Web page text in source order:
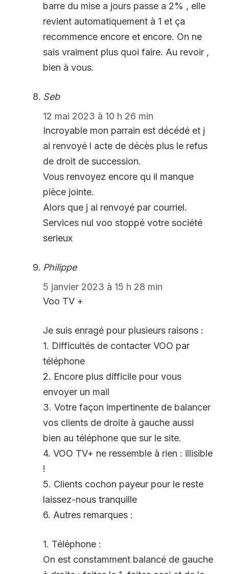
barre du mise a jours passe a 2% , elle
revient automatiquement à 1 et ça
recommence encore et encore. On ne
sais vraiment plus quoi faire. Au revoir ,
bien à vous.
Seb
12 mai 2023 à 10 h 26 min
Incroyable mon parrain est décédé et j
ai renvoyé l acte de décès plus le refus
de droit de succession.
Vous renvoyez encore qu il manque
pièce jointe.
Alors que j ai renvoyé par courriel.
Services nul voo stoppé votre société
serieux
Philippe
5 janvier 2023 à 15 h 28 min
Voo TV +
Je suis enragé pour plusieurs raisons :
1. Difficultés de contacter VOO par
téléphone
2. Encore plus difficile pour vous
envoyer un mail
3. Votre façon impertinente de balancer
vos clients de droite à gauche aussi
bien au téléphone que sur le site.
4. VOO TV+ ne ressemble à rien : illisible
!
5. Clients cochon payeur pour le reste
laissez-nous tranquille
6. Autres remarques :
1. Téléphone :
On est constamment balancé de gauche